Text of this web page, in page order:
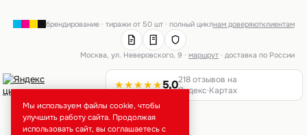
брендирование · тиражи от 50 шт · полный циклнам доверяютклиентам
Москва, ул. Неверовского, 9 ·маршрут · доставка по России
★★★★★5,0218 отзывов на
Яндекс·Картах
Мы используем файлы cookie, чтобы
улучшить работу сайта. Продолжая
использовать сайт, вы соглашаетесь с